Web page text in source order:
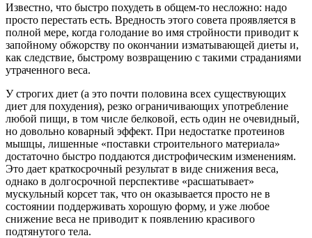
Известно, что быстро похудеть в общем-то несложно: надо
просто перестать есть. Вредность этого совета проявляется в
полной мере, когда голодание во имя стройности приводит к
запойному обжорству по окончании изматывающей диеты и,
как следствие, быстрому возвращению с такими страданиями
утраченного веса.
У строгих диет (а это почти половина всех существующих
диет для похудения), резко ограничивающих употребление
любой пищи, в том числе белковой, есть один не очевидный,
но довольно коварный эффект. При недостатке протеинов
мышцы, лишенные «поставки строительного материала»
достаточно быстро поддаются дистрофическим изменениям.
Это дает краткосрочный результат в виде снижения веса,
однако в долгосрочной перспективе «расшатывает»
мускульный корсет так, что он оказывается просто не в
состоянии поддерживать хорошую форму, и уже любое
снижение веса не приводит к появлению красивого
подтянутого тела.